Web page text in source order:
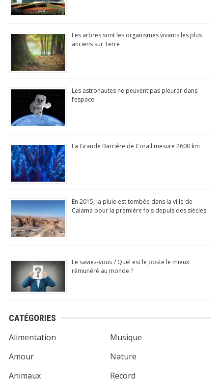
Les arbres sont les organismes vivants les plus
anciens sur Terre
Les astronautes ne peuvent pas pleurer dans
l’espace
La Grande Barrière de Corail mesure 2600 km
En 2015, la pluie est tombée dans la ville de
Calama pour la première fois depuis des siècles
Le saviez-vous ? Quel est le poste le mieux
rémunéré au monde ?
CATÉGORIES
Alimentation
Amour
Animaux
Musique
Nature
Record